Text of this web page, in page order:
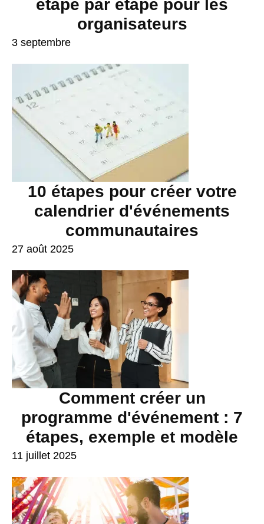
étape par étape pour les
organisateurs
3 septembre
10 étapes pour créer votre
calendrier d'événements
communautaires
27 août 2025
Comment créer un
programme d'événement : 7
étapes, exemple et modèle
11 juillet 2025